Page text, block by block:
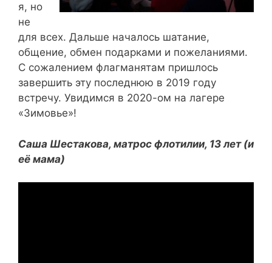
я, но
не
для всех. Дальше началось шатание,
общение, обмен подарками и пожеланиями.
С сожалением флагманятам пришлось
завершить эту последнюю в 2019 году
встречу. Увидимся в 2020-ом на лагере
«Зимовье»!
Саша Шестакова, матрос флотилии, 13 лет (и
её мама)